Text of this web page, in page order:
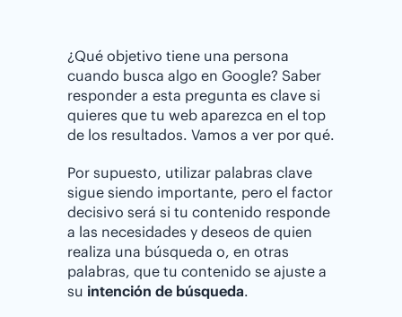
¿Qué objetivo tiene una persona
cuando busca algo en Google? Saber
responder a esta pregunta es clave si
quieres que tu web aparezca en el top
de los resultados. Vamos a ver por qué.
Por supuesto, utilizar palabras clave
sigue siendo importante, pero el factor
decisivo será si tu contenido responde
a las necesidades y deseos de quien
realiza una búsqueda o, en otras
palabras, que tu contenido se ajuste a
su intención de búsqueda.